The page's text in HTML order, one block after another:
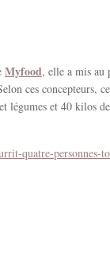
Myfood, elle a mis au
ces concepteurs,
légumes et 40 kilos
quatre-personnes-